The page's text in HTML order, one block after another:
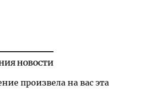
НОВОСТИ
произвела на вас эта